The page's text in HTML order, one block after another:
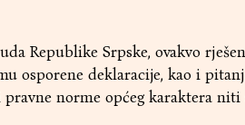
Republike Srpske, ovakvo
osporene deklaracije, kao i
norme općeg karaktera